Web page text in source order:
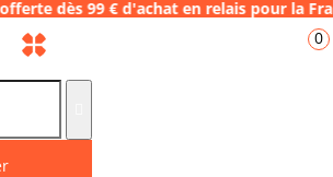
99 € d'achat en relais
0